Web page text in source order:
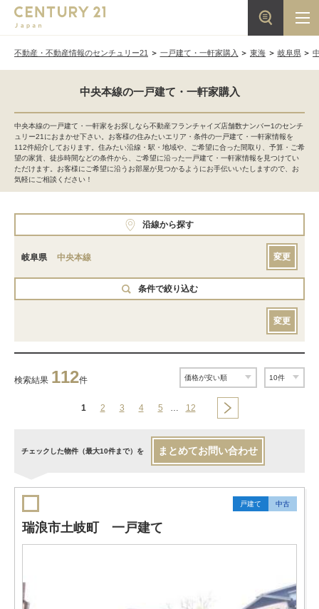
不動産・不動産情報のセンチュリー21 一戸建て・一軒家購入 東海 岐阜県
中央本線の一戸建て・一軒家購入
中央本線の一戸建て・一軒家をお探しなら不動産フランチャイズ店舗数ナンバー1のセンチ
ュリー21におまかせ下さい。お客様の住みたいエリア・条件の一戸建て・一軒家情報を
112件紹介しております。住みたい沿線・駅・地域や、ご希望に合った間取り、予算・ご希
望の家賃、徒歩時間などの条件から、ご希望に沿った一戸建て・一軒家情報を見つけてい
ただけます。お客様にご希望に沿うお部屋が見つかるようにお手伝いいたしますので、お
気軽にご相談ください！
沿線から探す
岐阜県 中央本線 変更
条件で絞り込む
変更
検索結果 112件
1 2 3 4 5 … 12
チェックした物件（最大10件まで）を まとめてお問い合わせ
戸建て 中古
瑞浪市土岐町 一戸建て